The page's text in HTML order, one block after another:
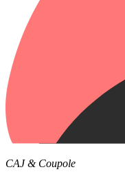
CAJ & Coupole